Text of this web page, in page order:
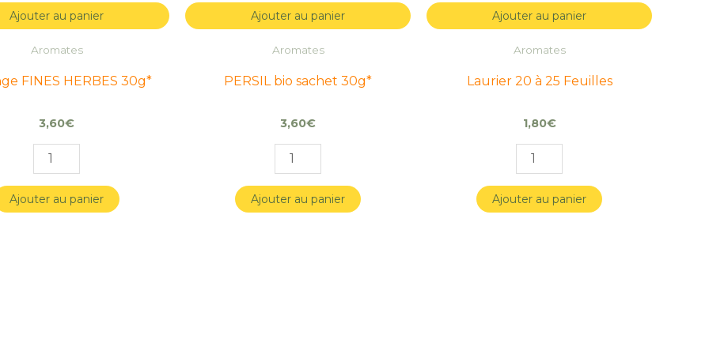
Ajouter au panier
Aromates
FINES HERBES 30g*
3,60€
Ajouter au panier
Ajouter au panier
Aromates
PERSIL bio sachet 30g*
3,60€
Ajouter au panier
Ajouter au panier
Aromates
Laurier 20 à 25 Feuilles
1,80€
Ajouter au panier